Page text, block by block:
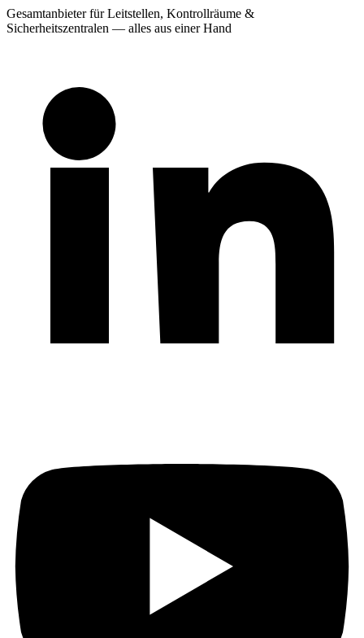
Gesamtanbieter für Leitstellen, Kontrollräume &
Sicherheitszentralen — alles aus einer Hand